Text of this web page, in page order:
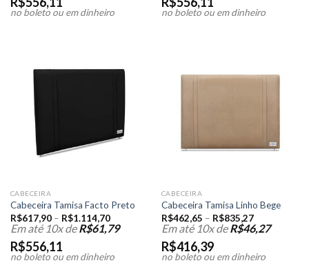
no boleto ou em dinheiro no boleto ou em dinheiro
CABECEIRA
Cabeceira Tamisa Facto Preto
R$617,90– R$1.114,70
Em até 10x deR$61,79
R$556,11
no boleto ou em dinheiro
CABECEIRA
Cabeceira Tamisa Linho Bege
R$462,65 – R$835,27
Em até 10x deR$46,27
R$416,39
no boleto ou em dinheiro